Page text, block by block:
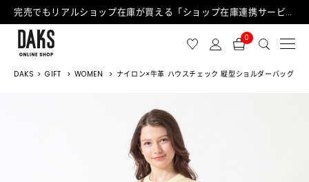
完売でもリアルショップ在庫が買える「ショップ在庫連携サービス」が日中もご利用可能になりました！
0
DAKS GIFT WOMEN ナイロン×牛革 ハウスチェック 縦型ショルダーバッグ